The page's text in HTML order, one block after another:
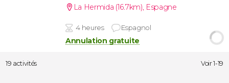
La Hermida (16.7km), Espagne
4 heures Espagnol
Annulation gratuite
19 activités Voir 1-19